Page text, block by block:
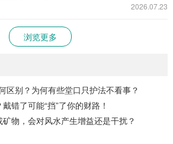
2026.07.23
浏览更多
区别？为何有些堂口只护法不看事？
错了可能“挡”了你的财路！
物，会对风水产生增益还是干扰？